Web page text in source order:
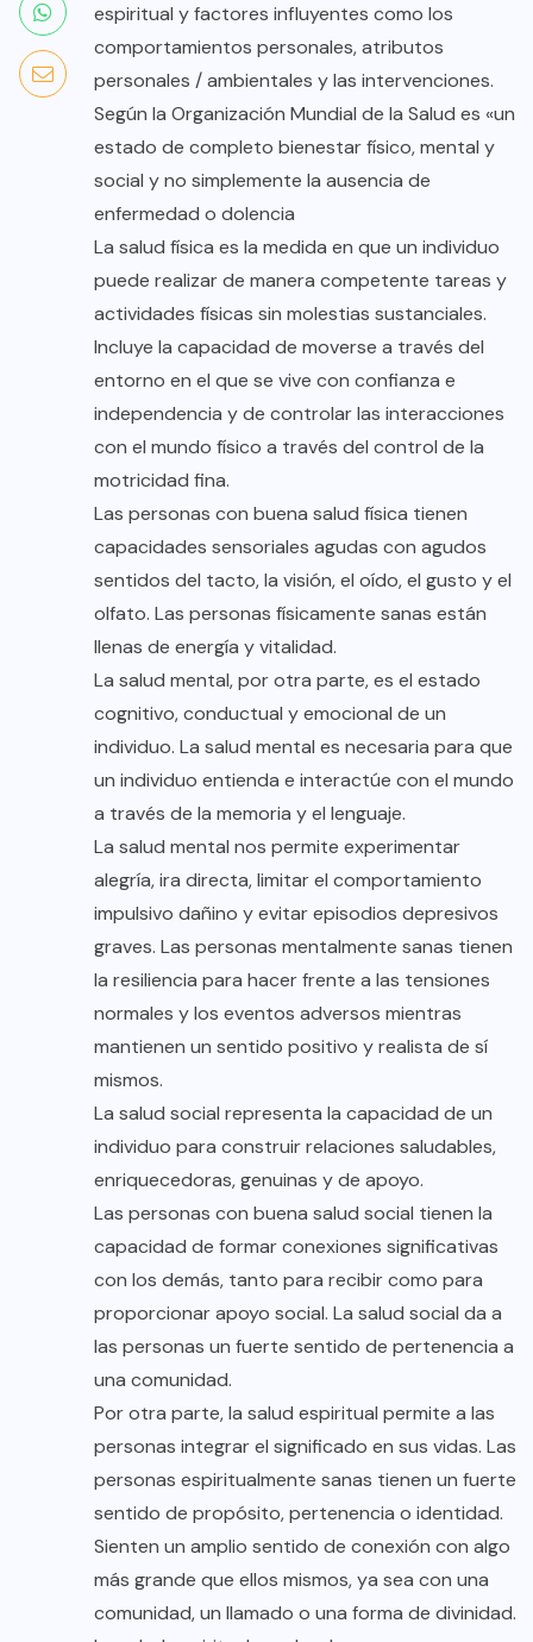
espiritual y factores influyentes como los
comportamientos personales, atributos
personales / ambientales y las intervenciones.
Según la Organización Mundial de la Salud es «un
estado de completo bienestar físico, mental y
social y no simplemente la ausencia de
enfermedad o dolencia
La salud física es la medida en que un individuo
puede realizar de manera competente tareas y
actividades físicas sin molestias sustanciales.
Incluye la capacidad de moverse a través del
entorno en el que se vive con confianza e
independencia y de controlar las interacciones
con el mundo físico a través del control de la
motricidad fina.
Las personas con buena salud física tienen
capacidades sensoriales agudas con agudos
sentidos del tacto, la visión, el oído, el gusto y el
olfato. Las personas físicamente sanas están
llenas de energía y vitalidad.
La salud mental, por otra parte, es el estado
cognitivo, conductual y emocional de un
individuo. La salud mental es necesaria para que
un individuo entienda e interactúe con el mundo
a través de la memoria y el lenguaje.
La salud mental nos permite experimentar
alegría, ira directa, limitar el comportamiento
impulsivo dañino y evitar episodios depresivos
graves. Las personas mentalmente sanas tienen
la resiliencia para hacer frente a las tensiones
normales y los eventos adversos mientras
mantienen un sentido positivo y realista de sí
mismos.
La salud social representa la capacidad de un
individuo para construir relaciones saludables,
enriquecedoras, genuinas y de apoyo.
Las personas con buena salud social tienen la
capacidad de formar conexiones significativas
con los demás, tanto para recibir como para
proporcionar apoyo social. La salud social da a
las personas un fuerte sentido de pertenencia a
una comunidad.
Por otra parte, la salud espiritual permite a las
personas integrar el significado en sus vidas. Las
personas espiritualmente sanas tienen un fuerte
sentido de propósito, pertenencia o identidad.
Sienten un amplio sentido de conexión con algo
más grande que ellos mismos, ya sea con una
comunidad, un llamado o una forma de divinidad.